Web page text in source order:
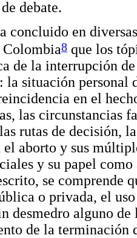
debate.
concluido en
Colombia8 que los
de la interrupción
situación personal
en el
las circunstancias
rutas de decisión,
aborto y sus
y su papel
se comprende
o privada, el
desmedro alguno
de la terminación